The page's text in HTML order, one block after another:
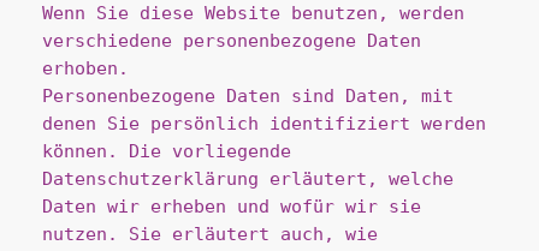
Wenn Sie diese Website benutzen, werden
verschiedene personenbezogene Daten
erhoben.
Personenbezogene Daten sind Daten, mit
denen Sie persönlich identifiziert werden
können. Die vorliegende
Datenschutzerklärung erläutert, welche
Daten wir erheben und wofür wir sie
nutzen. Sie erläutert auch, wie